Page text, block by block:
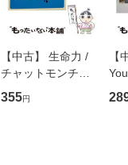
【中古】 生命力 /
チャットモンチー /
キューンレコード
[CD]【メール便送
355円
【
のが